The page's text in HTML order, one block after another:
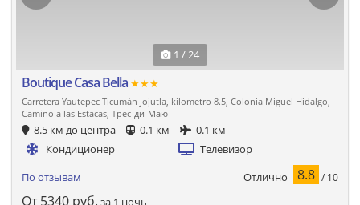
1 / 24
Boutique Casa Bella ★★★
Carretera Yautepec Ticumán Jojutla, kilometro 8.5, Colonia Miguel Hidalgo,
Camino a las Estacas, Трес-ди-Маю
8.5 км до центра 0.1 км
0.1 км
Кондиционер
Телевизор
По отзывам Отлично 8.8 / 10
От 5340 руб. за 1 ночь